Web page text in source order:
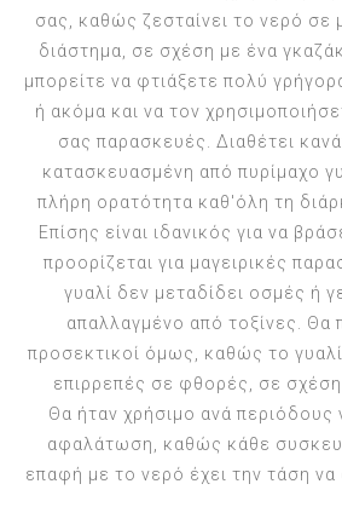
σας, καθώς ζεσταίνει το νερό σε
διάστημα, σε σχέση με ένα
μπορείτε να φτιάξετε πολύ
ή ακόμα και να τον
σας παρασκευές. Διαθέτει
κατασκευασμένη από πυρίμαχο
πλήρη ορατότητα καθ'όλη τη
Επίσης είναι ιδανικός για να
προορίζεται για μαγειρικές
γυαλί δεν μεταδίδει οσμές ή
απαλλαγμένο από τοξίνες. Θα
προσεκτικοί όμως, καθώς το
επιρρεπές σε φθορές, σε
Θα ήταν χρήσιμο ανά
αφαλάτωση, καθώς κάθε
επαφή με το νερό έχει την τάση